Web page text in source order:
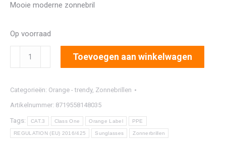
Mooie moderne zonnebril
Op voorraad
aantal
Toevoegen aan winkelwagen
Categorieën: Orange - trendy, Zonnebrillen
Artikelnummer: 8719558148035
Tags: CAT.3 Class One Orange Label PPE
REGULATION (EU) 2016/425 Sunglasses Zonnerbrillen